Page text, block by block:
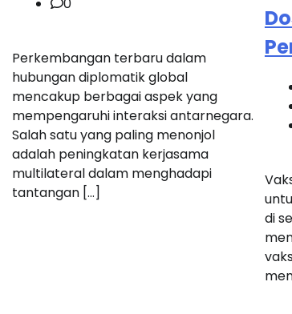
Perkembangan terbaru dalam
hubungan diplomatik global
mencakup berbagai aspek yang
mempengaruhi interaksi antarnegara.
Salah satu yang paling menonjol
adalah peningkatan kerjasama
multilateral dalam menghadapi
tantangan […]
di